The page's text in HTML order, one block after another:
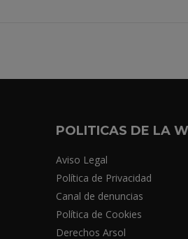
POLITICAS DE LA
Aviso Legal
Política de Privacidad
Canal de denuncias
Política de Cookies
Derechos Arsol